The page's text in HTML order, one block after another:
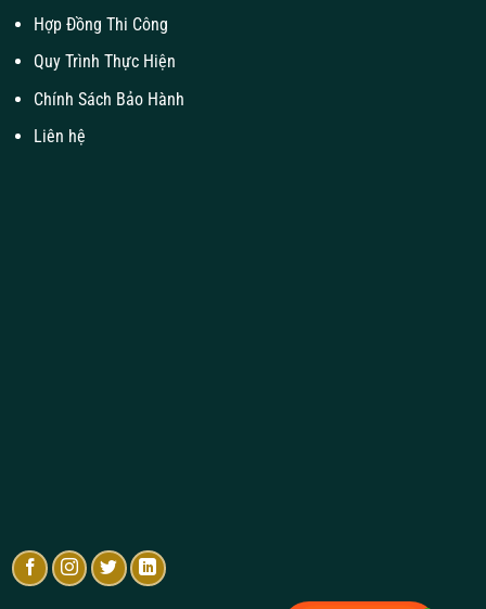
Hợp Đồng Thi Công
Quy Trình Thực Hiện
Chính Sách Bảo Hành
Liên hệ